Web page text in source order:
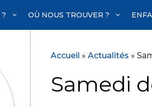
OÙ NOUS TROUVER ?
Accueil » Actualités »
Samedi